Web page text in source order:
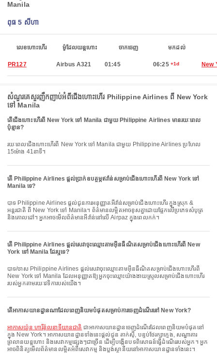
Manila
ពុធ 5 សីហា
លេខហោះហើរ ម៉ូដែលយន្តហោះ ចាកចេញ មកដល់
PR127 Airbus A321 01:45 06:25 +1d New
សំណួរគេសួរញឹកញាប់អំពីជើងហោះហើរ Philippine Airlines ពី New York
ទៅ Manila
តើជើងហោះហើរពី New York ទៅ Manila ជាមួយ Philippine Airlines មានរយៈពេល
ប៉ុន្មាន?
រយៈពេលជើងហោះហើរពី New York ទៅ Manila ជាមួយ Philippine Airlines ប្រហែល
15ម៉ោង 41នាទី។
តើ Philippine Airlines ផ្តល់ប្រាក់ឧបត្ថម្ភឥវ៉ាន់សម្រាប់ជើងហោះហើរពី New York ទៅ
Manila ទេ?
បាទ Philippine Airlines ផ្តល់ជូនការអនុញ្ញាតអីវ៉ាន់សម្រាប់ជើងហោះហើរ ក្នុងស្រុក &
អន្តរជាតិ ពី New York ទៅ Manila។ ព័ត៌មានលម្អិតអាចខុសគ្នាដោយផ្អែកលើប្រភេទសំបុត្រ
និងគោលដៅ។ អ្នកអាចមើលព័ត៌មានអីវ៉ាន់នៅលើ Airpaz ក្នុងពេលកក់។
តើ Philippine Airlines ផ្តល់សេវាចុះឈ្មោះតាមអ៊ីនធឺណិតសម្រាប់ជើងហោះហើរពី New
York ទៅ Manila ដែរឬទេ?
បាទ/ចាស Philippine Airlines ផ្តល់សេវាចុះឈ្មោះតាមអ៊ីនធឺណិតសម្រាប់ជើងហោះហើរពី
New York ទៅ Manila ដែលអនុញ្ញាតឱ្យអ្នកចុះឈ្មោះយ៉ាងងាយស្រួលសម្រាប់ជើងហោះហើរ
របស់អ្នកតាមរយៈវេទិការបស់យើង។
តើអាកាសយានដ្ឋានណាដែលពេញនិយមបំផុតសម្រាប់ការចេញដំណើរនៅ New York?
អាកាសយ៉ូន ហារីន៉ុលនាទីយានជាតិ ជាអាកាសយានដ្ឋានចេញដំណើរដែលពេញនិយមបំផុតនៅ
ក្នុង New York។ អាកាសយានដ្ឋានទាំងនេះផ្តល់ជូន តាក់ស៊ី, បន្ទប់ថែរក្សាក្មេង, សណ្ឋាគារ
ព្រលានយន្តហោះ និងសេវាកម្មផ្សេងៗជាច្រើន ដើម្បីបង្កើនបទពិសោធន៍ធ្វើដំណើររបស់អ្នក។ អ្នក
អាចពិនិត្យមើលព័ត៌មានលម្អិតអំពីសេវាកម្ម និងប្លង់ស្ថានីយនៅអាកាសយានដ្ឋានទាំងនេះ។